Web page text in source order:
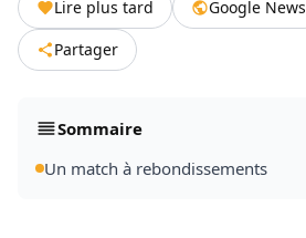
Lire plus tard Google News
Partager
Sommaire
Un match à rebondissements